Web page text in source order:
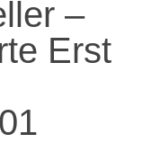
–
Erst